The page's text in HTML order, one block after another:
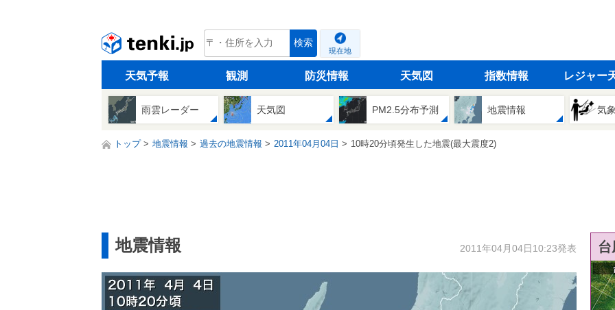
tenki.jp 検索
現在地
天気予報 観測 防災情報 天気図 指数情報 レジャー
雨雲レーダー 天気図 PM2.5分布予測 地震情報 気
トップ 地震情報 過去の地震情報 2011年04月04日 10時20分頃発生した地震(最大震度2)
地震情報 2011年04月04日10:23発表